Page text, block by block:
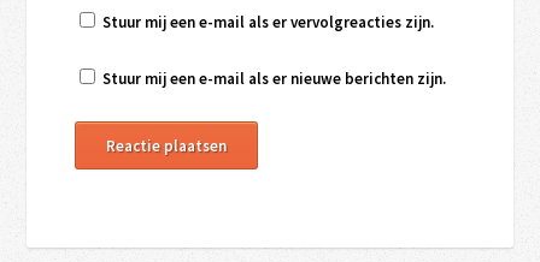
Stuur mij een e-mail als er vervolgreacties zijn.
Stuur mij een e-mail als er nieuwe berichten zijn.